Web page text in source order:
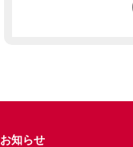
お知らせ